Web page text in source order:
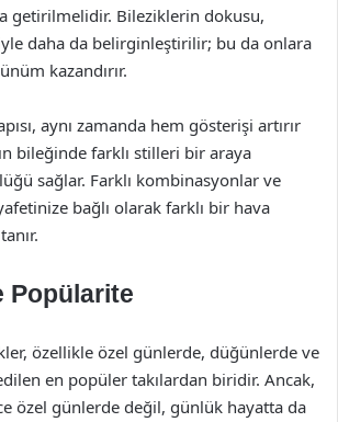
getirilmelidir. Bileziklerin dokusu,
daha da belirginleştirilir; bu da onlara
kazandırır.
aynı zamanda hem gösterişi artırır
bileğinde farklı stilleri bir araya
sağlar. Farklı kombinasyonlar ve
bağlı olarak farklı bir hava
Popülarite
özellikle özel günlerde, düğünlerde ve
en popüler takılardan biridir. Ancak,
özel günlerde değil, günlük hayatta da